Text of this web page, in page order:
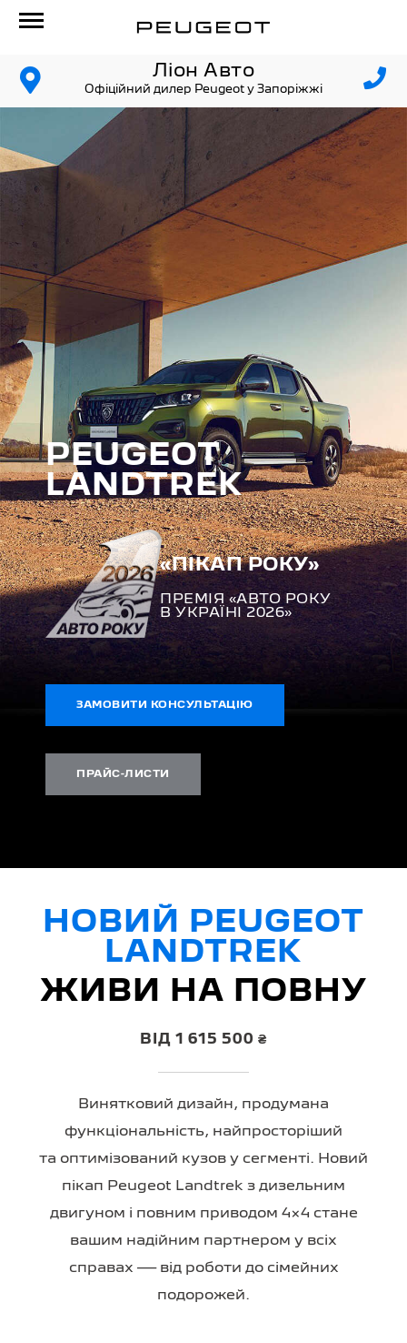
Ліон Авто
Офіційний дилер Peugeot у Запоріжжі
PEUGEOT
LANDTREK
«ПІКАП РОКУ»
ПРЕМІЯ «АВТО РОКУ
В УКРАЇНІ 2026»
ЗАМОВИТИ КОНСУЛЬТАЦІЮ
ПРАЙС-ЛИСТИ
НОВИЙ PEUGEOT
LANDTREK
ЖИВИ НА ПОВНУ
ВІД 1 615 500 ₴
Винятковий дизайн, продумана
функціональність, найпросторіший
та оптимізований кузов у сегменті. Новий
пікап Peugeot Landtrek з дизельним
двигуном і повним приводом 4×4 стане
вашим надійним партнером у всіх
справах — від роботи до сімейних
подорожей.